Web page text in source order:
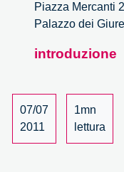
Piazza Mercanti
Palazzo dei
introduzione
07/07
2011
1mn
lettura